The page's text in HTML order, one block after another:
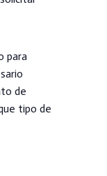
para
de
tipo de